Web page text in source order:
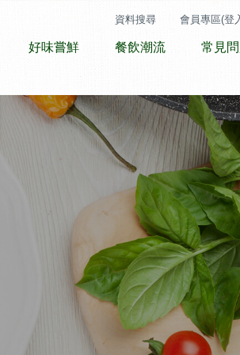
好味嘗鮮 餐飲潮流 常見
資料搜尋 會員專區(登